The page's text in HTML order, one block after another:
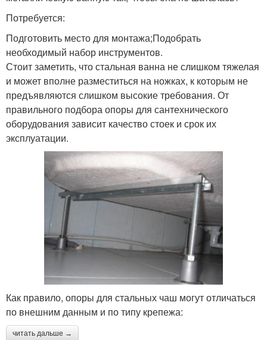
Потребуется:
Подготовить место для монтажа;Подобрать
необходимый набор инструментов.
Стоит заметить, что стальная ванна не слишком тяжелая
и может вполне разместиться на ножках, к которым не
предъявляются слишком высокие требования. От
правильного подбора опоры для сантехнического
оборудования зависит качество стоек и срок их
эксплуатации.
Как правило, опоры для стальных чаш могут отличаться
по внешним данным и по типу крепежа:
читать дальше →